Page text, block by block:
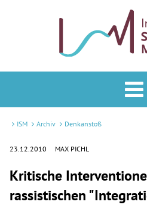
Podcast
Veranstaltungen
ISM
ISM Archiv Denkanstoß
23.12.2010 MAX PICHL
Kritische
rassistischen